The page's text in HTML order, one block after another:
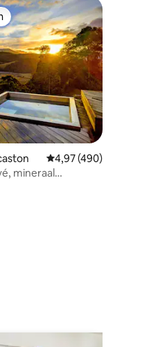
5, 112 recensies
Gemiddelde
4,97 (490)
mineraal